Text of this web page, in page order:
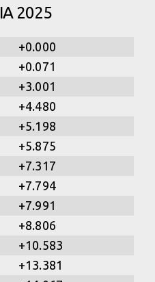
2025
+0.000
+0.071
+3.001
+4.480
+5.198
+5.875
+7.317
+7.794
+7.991
+8.806
+10.583
+13.381